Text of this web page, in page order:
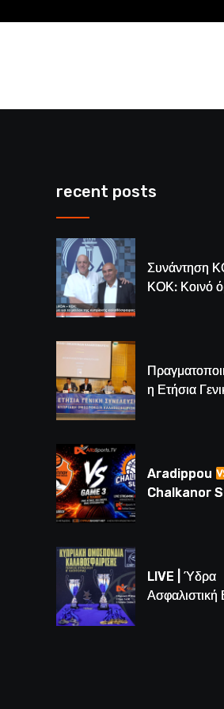
recent posts
Συνάντηση
ΚΟΚ: Κοινό
η Ετήσια
(BINTEO)
Aradippou
Chalkanor
LIVE | Ύδρα
Ασφαλιστική